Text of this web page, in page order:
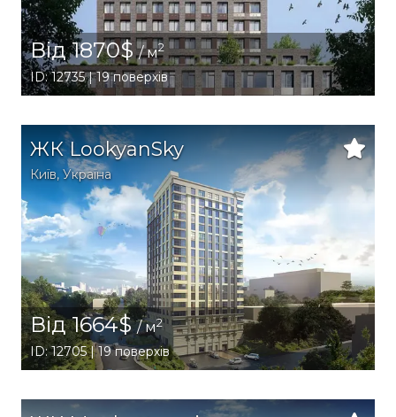
Від 1870$/ м2
ID: 12735 | 19 поверхів
ЖК LookyanSky
Київ, Україна
Від 1664$/ м2
ID: 12705 | 19 поверхів